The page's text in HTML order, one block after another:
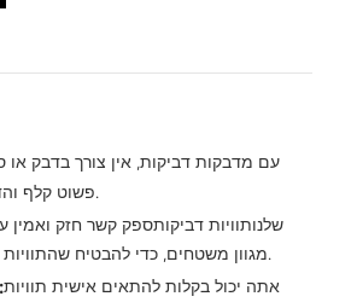
עם מדבקות דביקות, אין צורך בדבק או
פשוט קלף והדבק למריחה מהירה.
שלנותוויות דביקותספק קשר חזק ואמין
מגוון משטחים, כדי להבטיח שהתוויות שלך יישארו במקומן.
להתאמה אישית:אתה יכול בקלות להתאים אישית תוויות